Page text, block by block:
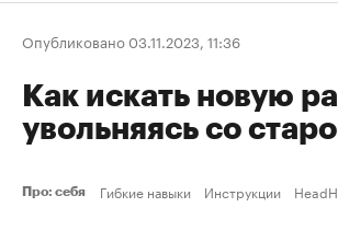
Опубликовано 03.11.2023, 11:36
Как искать новую
увольняясь со
Про: себя Гибкие навыки Инструкции